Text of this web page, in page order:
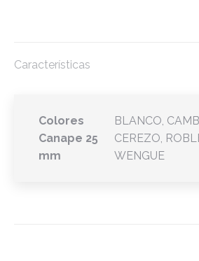
Características
Colores
Canape 25
mm
BLANCO,
CEREZO,
WENGUE